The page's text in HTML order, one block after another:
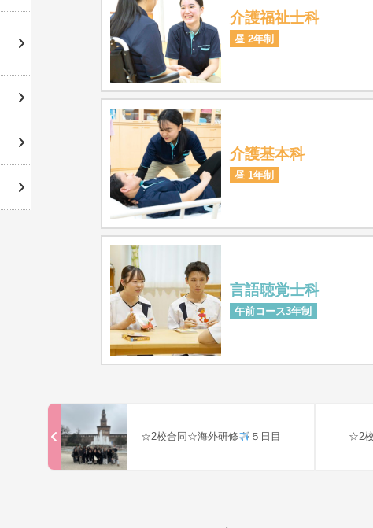
介護福祉士科
昼 2年制
介護基本科
昼 1年制
言語聴覚士科
午前コース3年制
☆2校合同☆海外研修 ５日目 ☆2